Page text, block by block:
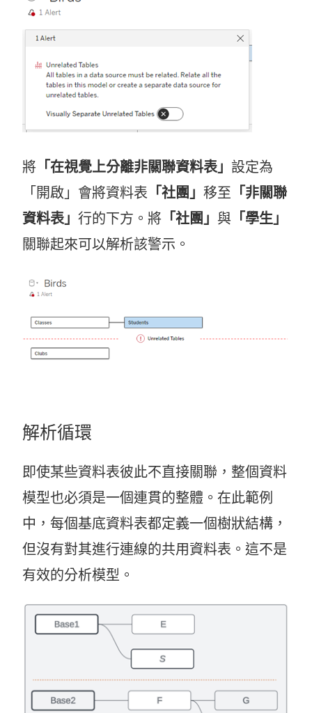
將 「在視覺上分離非關聯資料表」 設定為
「開啟」會將資料表 「社團」 移至 「非關聯
資料表」 行的下方。將 「社團」 與 「學生」
關聯起來可以解析該警示。
解析循環
即使某些資料表彼此不直接關聯，整個資料
模型也必須是一個連貫的整體。在此範例
中，每個基底資料表都定義一個樹狀結構，
但沒有對其進行連線的共用資料表。這不是
有效的分析模型。